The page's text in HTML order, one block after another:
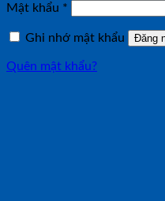
Mật khẩu *
Ghi nhớ mật khẩu
Đăng
Quên mật khẩu?